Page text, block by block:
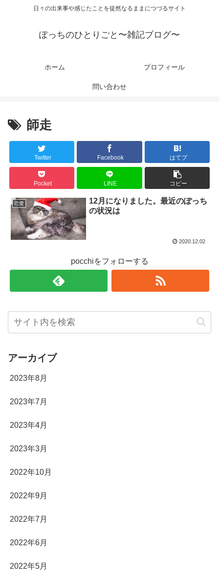
日々の出来事や感じたことを徒然なるままにつづるサイト
ぽっちのひとりごと〜雑記ブログ〜
ホーム プロフィール
問い合わせ
師走
Twitter Facebook はてブ
Pocket LINE コピー
恋愛
12月になりました。最近のぽっち
の状況は
2020.12.02
pocchiをフォローする
アーカイブ
2023年8月
2023年7月
2023年4月
2023年3月
2022年10月
2022年9月
2022年7月
2022年6月
2022年5月